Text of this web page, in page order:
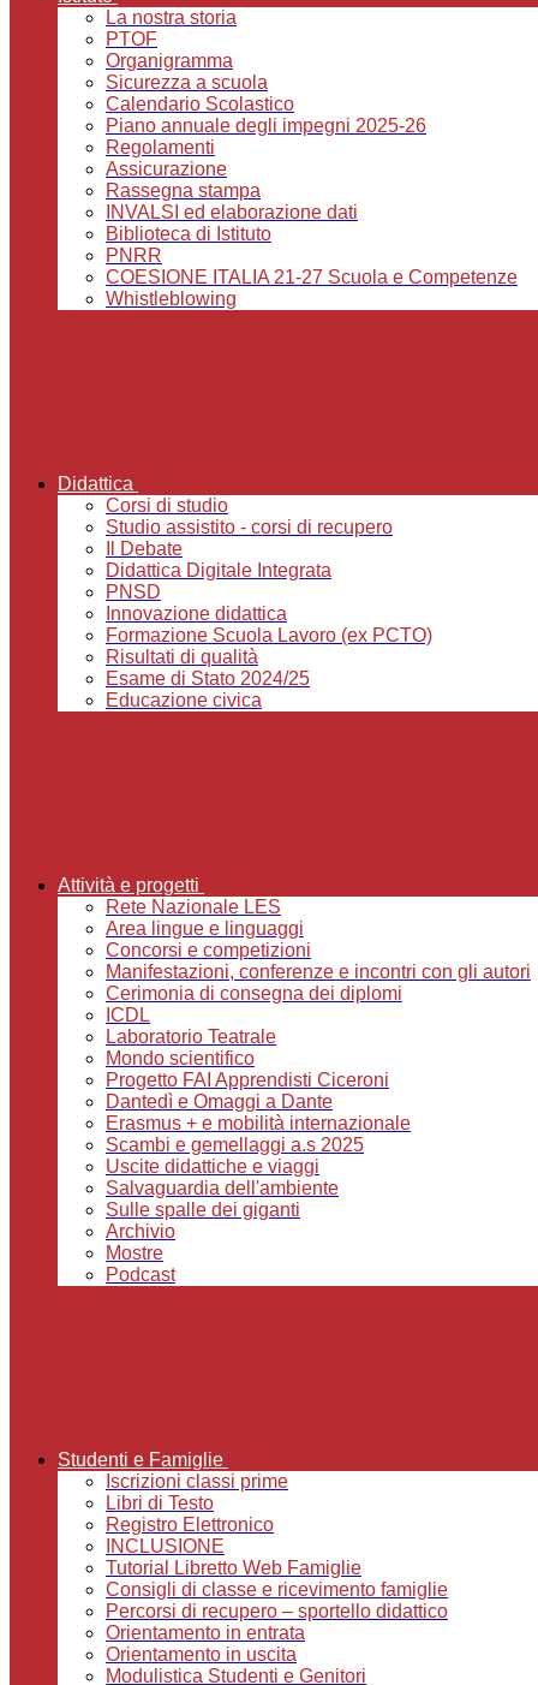
La nostra storia
PTOF
Organigramma
Sicurezza a scuola
Calendario Scolastico
Piano annuale degli impegni 2025-26
Regolamenti
Assicurazione
Rassegna stampa
INVALSI ed elaborazione dati
Biblioteca di Istituto
PNRR
COESIONE ITALIA 21-27 Scuola e Competenze
Whistleblowing
Didattica
Corsi di studio
Studio assistito - corsi di recupero
Il Debate
Didattica Digitale Integrata
PNSD
Innovazione didattica
Formazione Scuola Lavoro (ex PCTO)
Risultati di qualità
Esame di Stato 2024/25
Educazione civica
Attività e progetti
Rete Nazionale LES
Area lingue e linguaggi
Concorsi e competizioni
Manifestazioni, conferenze e incontri con gli autori
Cerimonia di consegna dei diplomi
ICDL
Laboratorio Teatrale
Mondo scientifico
Progetto FAI Apprendisti Ciceroni
Dantedì e Omaggi a Dante
Erasmus + e mobilità internazionale
Scambi e gemellaggi a.s 2025
Uscite didattiche e viaggi
Salvaguardia dell'ambiente
Sulle spalle dei giganti
Archivio
Mostre
Podcast
Studenti e Famiglie
Iscrizioni classi prime
Libri di Testo
Registro Elettronico
INCLUSIONE
Tutorial Libretto Web Famiglie
Consigli di classe e ricevimento famiglie
Percorsi di recupero – sportello didattico
Orientamento in entrata
Orientamento in uscita
Modulistica Studenti e Genitori